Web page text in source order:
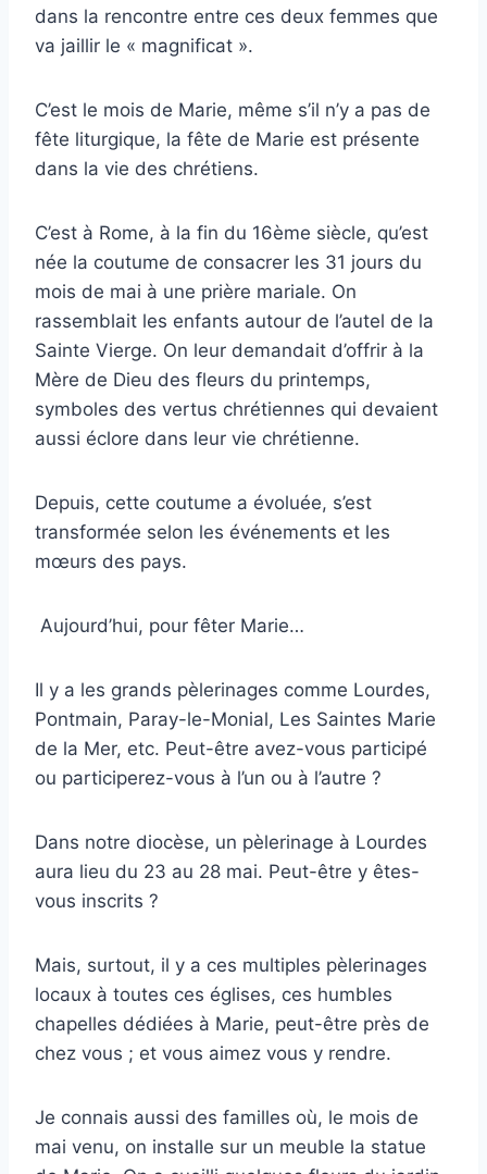
dans la rencontre entre ces deux femmes que
va jaillir le « magnificat ».
C’est le mois de Marie, même s’il n’y a pas de
fête liturgique, la fête de Marie est présente
dans la vie des chrétiens.
C’est à Rome, à la fin du 16ème siècle, qu’est
née la coutume de consacrer les 31 jours du
mois de mai à une prière mariale. On
rassemblait les enfants autour de l’autel de la
Sainte Vierge. On leur demandait d’offrir à la
Mère de Dieu des fleurs du printemps,
symboles des vertus chrétiennes qui devaient
aussi éclore dans leur vie chrétienne.
Depuis, cette coutume a évoluée, s’est
transformée selon les événements et les
mœurs des pays.
Aujourd’hui, pour fêter Marie…
Il y a les grands pèlerinages comme Lourdes,
Pontmain, Paray-le-Monial, Les Saintes Marie
de la Mer, etc. Peut-être avez-vous participé
ou participerez-vous à l’un ou à l’autre ?
Dans notre diocèse, un pèlerinage à Lourdes
aura lieu du 23 au 28 mai. Peut-être y êtes-
vous inscrits ?
Mais, surtout, il y a ces multiples pèlerinages
locaux à toutes ces églises, ces humbles
chapelles dédiées à Marie, peut-être près de
chez vous ; et vous aimez vous y rendre.
Je connais aussi des familles où, le mois de
mai venu, on installe sur un meuble la statue